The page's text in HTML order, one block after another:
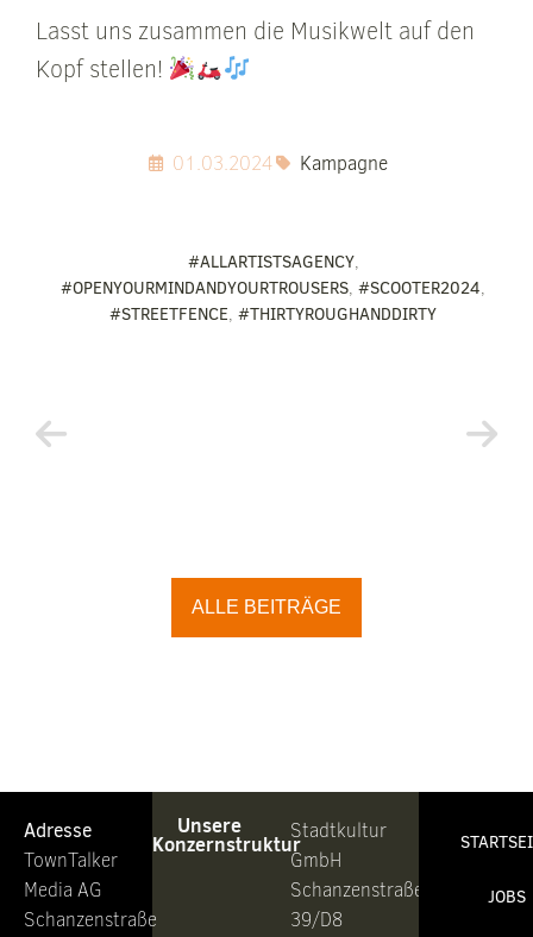
Lasst uns zusammen die Musikwelt auf den
Kopf stellen!
01.03.2024 Kampagne
#ALLARTISTSAGENCY,
#OPENYOURMINDANDYOURTROUSERS,#SCOOTER2024,
#STREETFENCE,#THIRTYROUGHANDDIRTY
ALLE BEITRÄGE
Adresse
TownTalker
Media AG
Schanzenstraße
Unsere
Konzernstruktur
Stadtkultur
GmbH
Schanzenstraße
39/D8
JOBS